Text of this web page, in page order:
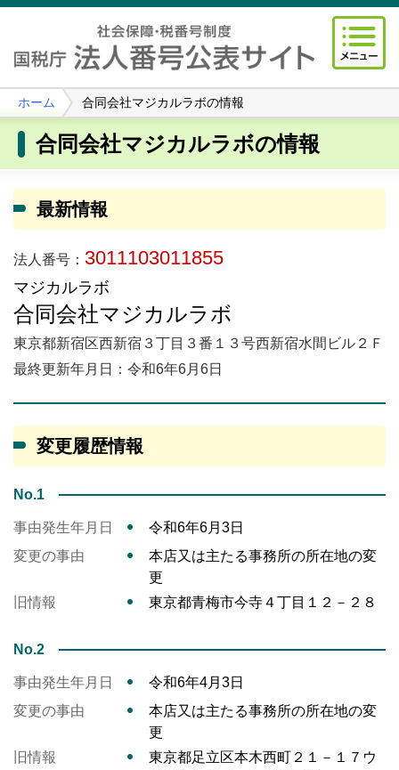
ホーム 合同会社マジカルラボの情報
合同会社マジカルラボの情報
最新情報
法人番号： 3011103011855
マジカルラボ
合同会社マジカルラボ
東京都新宿区西新宿３丁目３番１３号西新宿水間ビル２Ｆ
最終更新年月日：令和6年6月6日
変更履歴情報
No.1
事由発生年月日
令和6年6月3日
変更の事由
本店又は主たる事務所の所在地の変
更
旧情報
東京都青梅市今寺４丁目１２－２８
No.2
事由発生年月日
令和6年4月3日
変更の事由
本店又は主たる事務所の所在地の変
更
旧情報
東京都足立区本木西町２１－１７ウ